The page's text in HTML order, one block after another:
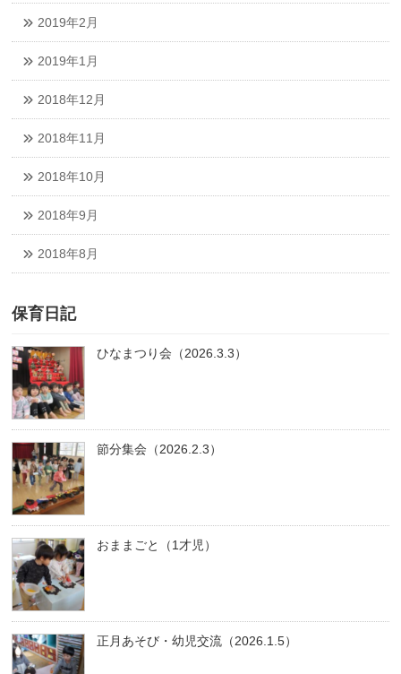
2019年2月
2019年1月
2018年12月
2018年11月
2018年10月
2018年9月
2018年8月
保育日記
ひなまつり会（2026.3.3）
節分集会（2026.2.3）
おままごと（1才児）
正月あそび・幼児交流（2026.1.5）